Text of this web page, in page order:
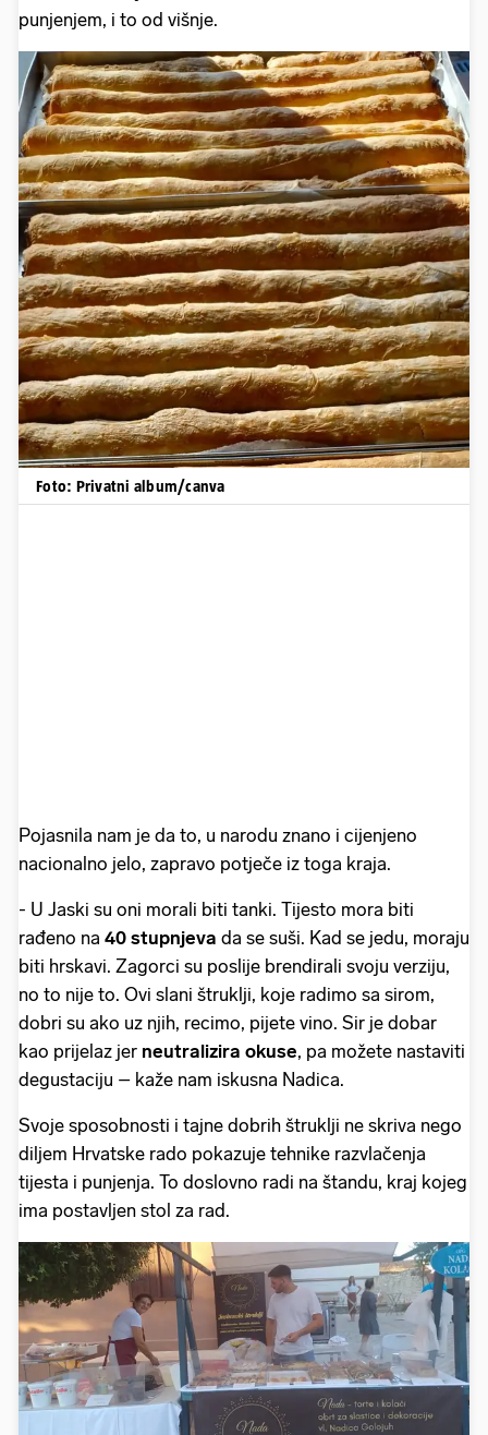
punjenjem, i to od višnje.
Foto: Privatni album/canva
Pojasnila nam je da to, u narodu znano i cijenjeno
nacionalno jelo, zapravo potječe iz toga kraja.
- U Jaski su oni morali biti tanki. Tijesto mora biti
rađeno na 40 stupnjeva da se suši. Kad se jedu, moraju
biti hrskavi. Zagorci su poslije brendirali svoju verziju,
no to nije to. Ovi slani štruklji, koje radimo sa sirom,
dobri su ako uz njih, recimo, pijete vino. Sir je dobar
kao prijelaz jer neutralizira okuse, pa možete nastaviti
degustaciju – kaže nam iskusna Nadica.
Svoje sposobnosti i tajne dobrih štruklji ne skriva nego
diljem Hrvatske rado pokazuje tehnike razvlačenja
tijesta i punjenja. To doslovno radi na štandu, kraj kojeg
ima postavljen stol za rad.